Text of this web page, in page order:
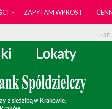
ZAPYTAM WPROST
-